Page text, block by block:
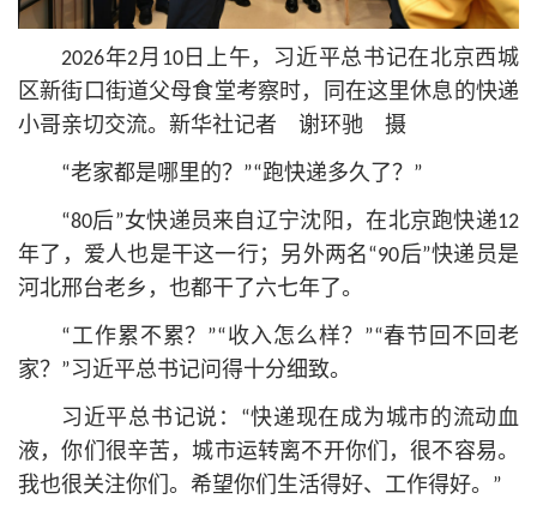
2026年2月10日上午，习 近平总书记在北京西城
区新街口街道父母食堂考察时，同在这里休息的快递
小哥亲切交流。新华社记者 谢环驰 摄
“老家都是哪里的？”“跑快递多久了？”
“80后”女快递员来自辽宁沈阳，在北京跑快递12
年了，爱人也是干这一行；另外两名“90后”快递员是
河北邢台老乡，也都干了六七年了。
“工作累不累？”“收入怎么样？”“春节回不回老
家？”习近平总书记问得十分细致。
习 近平总书记说：“快递现在成为城市的流动血
液，你们很辛苦，城市运转离不开你们，很不容易。
我也很关注你们。希望你们生活得好、工作得好。”